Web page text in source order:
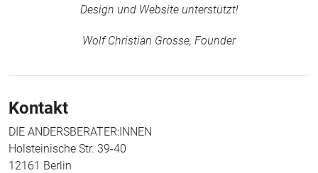
Design und Website unterstützt!
Wolf Christian Grosse, Founder
Kontakt
DIE ANDERSBERATER:INNEN
Holsteinische Str. 39-40
12161 Berlin